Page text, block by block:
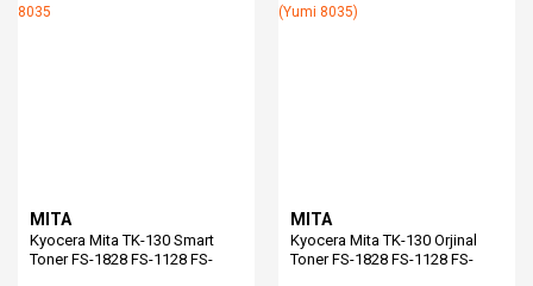
MITA
Kyocera Mita TK-130 Smart
Toner FS-1828 FS-1128 FS-
MITA
Kyocera Mita TK-130 Orjinal
Toner FS-1828 FS-1128 FS-